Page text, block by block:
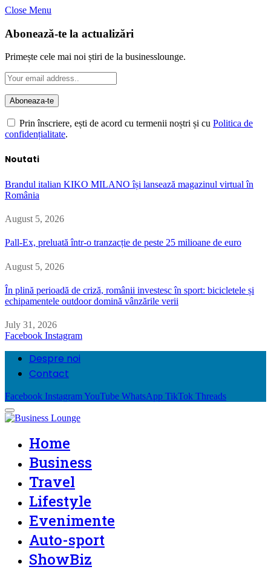
Close Menu
Abonează-te la actualizări
Primește cele mai noi știri de la businesslounge.
Prin înscriere, ești de acord cu termenii noștri și cu Politica de
confidențialitate.
Noutati
Brandul italian KIKO MILANO își lansează magazinul virtual în
România
August 5, 2026
Pall-Ex, preluată într-o tranzacție de peste 25 milioane de euro
August 5, 2026
În plină perioadă de criză, românii investesc în sport: bicicletele și
echipamentele outdoor domină vânzările verii
July 31, 2026
Facebook Instagram
Despre noi
Contact
Facebook InstagramYouTube WhatsApp TikTok Threads
Home
Business
Travel
Lifestyle
Evenimente
Auto-sport
ShowBiz